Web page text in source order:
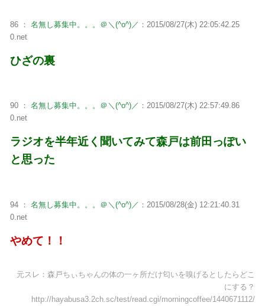
86 ： 名無し募集中。。。＠＼(^o^)／ ：2015/08/27(木) 22:05:42.25
0.net
ひざの裏
90 ： 名無し募集中。。。＠＼(^o^)／ ：2015/08/27(木) 22:57:49.86
0.net
ラジオを半年近く聞いてみて森戸は前田っぽい
と思った
94 ： 名無し募集中。。。＠＼(^o^)／ ：2015/08/28(金) 12:21:40.31
0.net
やめて！！
元スレ：森戸ちぃちゃんの体の一ヶ所だけ匂いを嗅げるとしたらどこ
にする？
http://hayabusa3.2ch.sc/test/read.cgi/morningcoffee/1440671112/